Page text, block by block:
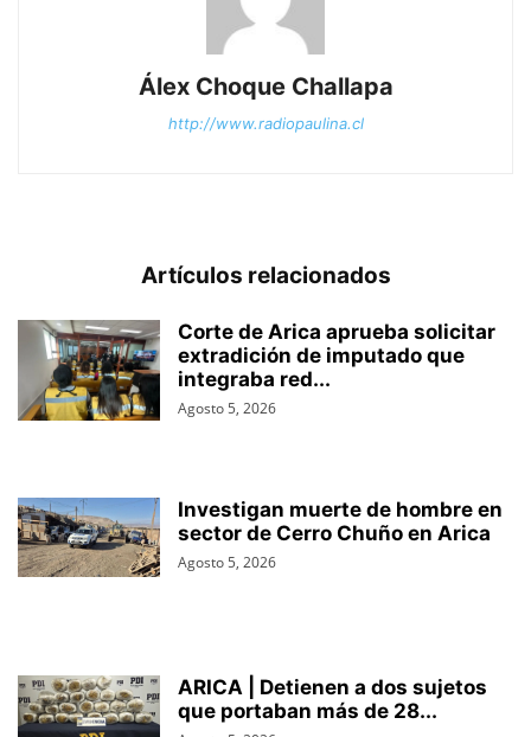
Álex Choque Challapa
http://www.radiopaulina.cl
Artículos relacionados
Corte de Arica aprueba solicitar
extradición de imputado que
integraba red...
Agosto 5, 2026
Investigan muerte de hombre en
sector de Cerro Chuño en Arica
Agosto 5, 2026
ARICA | Detienen a dos sujetos
que portaban más de 28...